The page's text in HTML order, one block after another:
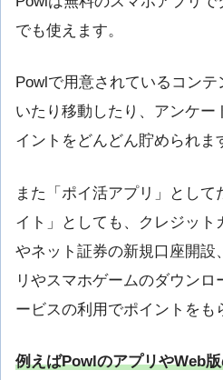
でも使えます。
Powlで用意されているコン
いたり移動したり、アンケー
イントをどんどん貯められま
また「ポイ活アプリ」とし
イト」としても、クレジット
やネット証券の新規口座開設
リやスマホゲームのダウン
ービスの利用でポイントをも
例えばPowlのアプリやWeb